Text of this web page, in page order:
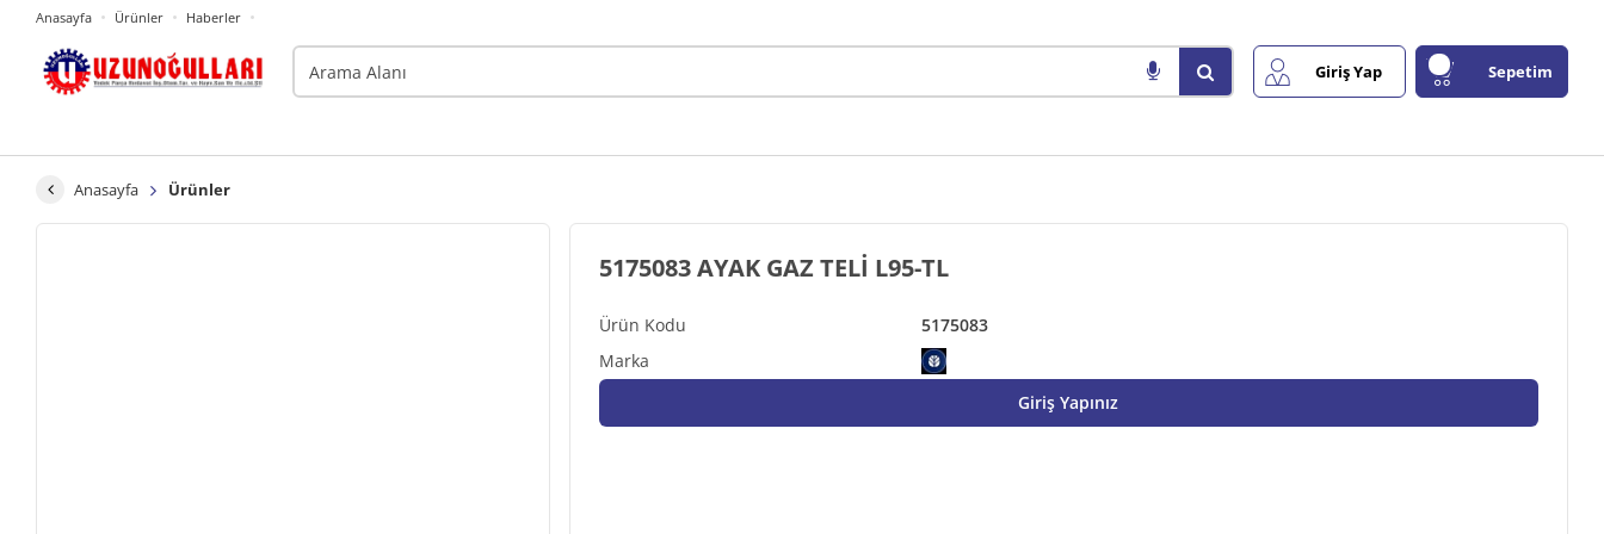
Anasayfa Ürünler Haberler
Giriş Yap Sepetim
Anasayfa Ürünler
5175083
5175083 AYAK GAZ TELİ L95-TL
Giriş Yapınız